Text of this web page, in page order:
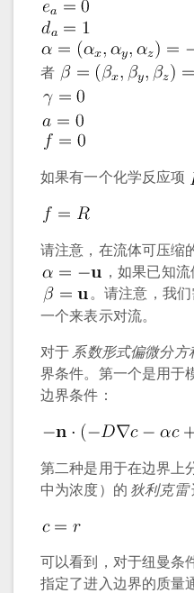
者
如果有一个化学反应项
请注意，在流体可压缩
，如果已知
。请注意，我
一个来表示对流。
对于 系数形式偏微分方
界条件。第一个是用于
边界条件：
第二种是用于在边界上
中为浓度）的 狄利克雷
可以看到，对于纽曼条
指定了进入边界的质量